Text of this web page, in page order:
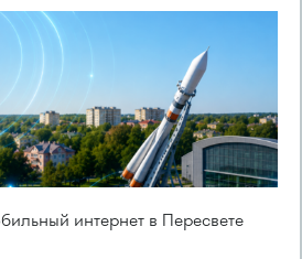
интернет в Пересвете